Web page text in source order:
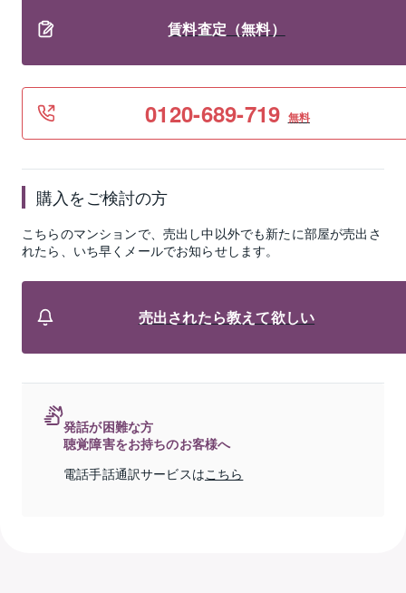
賃料査定（無料）
0120-689-719 無料
購入をご検討の方
こちらのマンションで、売出し中以外でも新たに部屋が売出さ
れたら、いち早くメールでお知らせします。
売出されたら教えて欲しい
発話が困難な方
聴覚障害をお持ちのお客様へ
電話手話通訳サービスはこちら